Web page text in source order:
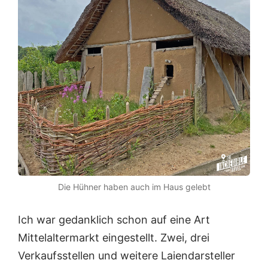
Die Hühner haben auch im Haus gelebt
Ich war gedanklich schon auf eine Art
Mittelaltermarkt eingestellt. Zwei, drei
Verkaufsstellen und weitere Laiendarsteller